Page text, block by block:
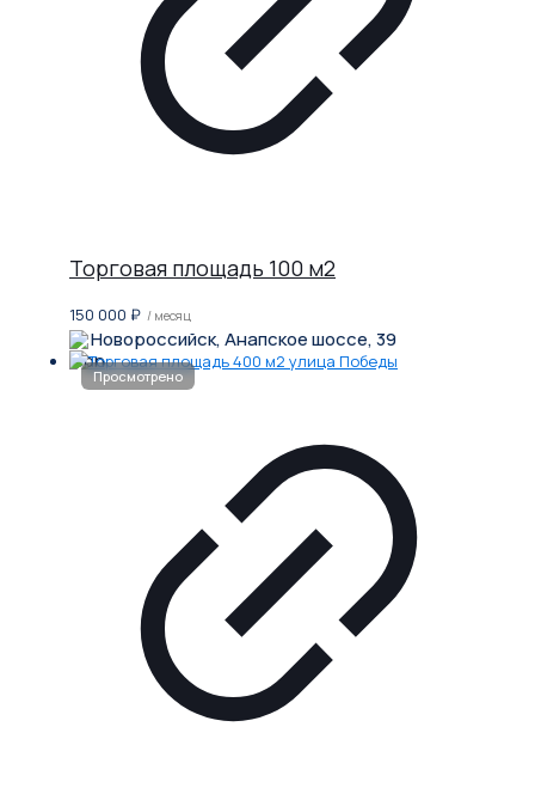
Торговая площадь 100 м2
150 000 ₽ / месяц
Новороссийск, Анапское шоссе, 39